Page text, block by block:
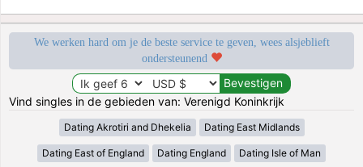
We werken hard om je de beste service te geven, wees alsjeblieft
ondersteunend
Vind singles in de gebieden van: Verenigd Koninkrijk
Dating Akrotiri and Dhekelia Dating East Midlands
Dating East of England Dating England Dating Isle of Man